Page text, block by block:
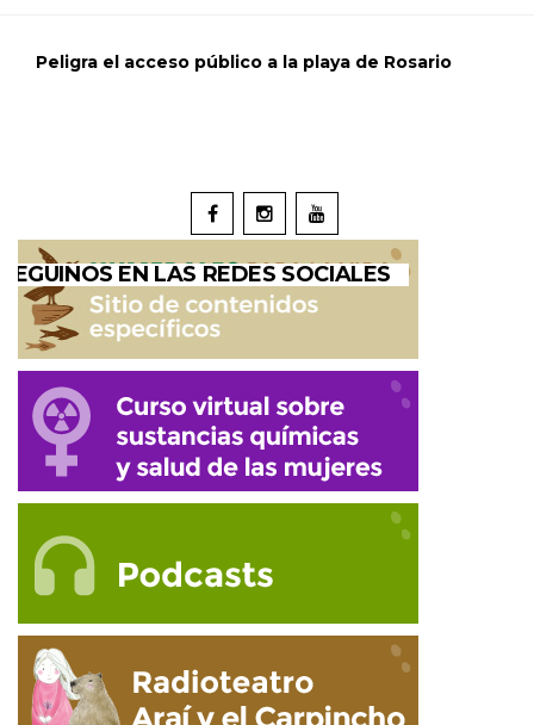
Peligra el acceso público a la playa de Rosario
SEGUINOS EN LAS REDES SOCIALES